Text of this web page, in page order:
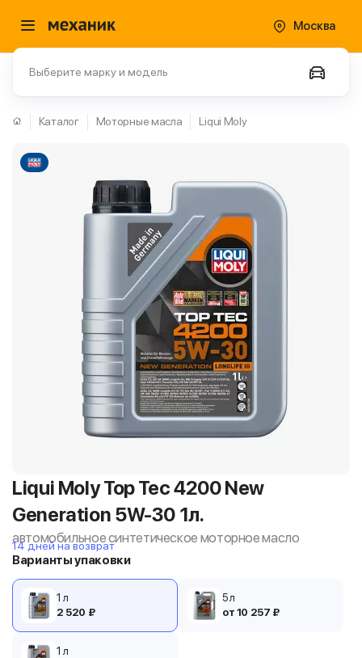
Москва
Выберите марку и модель
Каталог Моторные масла Liqui Moly
Liqui Moly Top Tec 4200 New
Generation 5W-30 1л.
автомобильное синтетическое моторное масло
14 дней на возврат
Варианты упаковки
1 л
2 520 ₽
5 л
от 10 257 ₽
1 л